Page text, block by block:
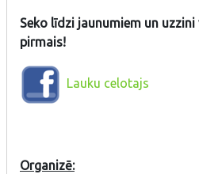
Seko līdzi jaunumiem un
pirmais!
Lauku celotajs
Organizē: